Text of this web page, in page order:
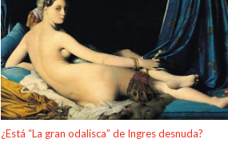
¿Está “La gran odalisca” de Ingres desnuda?